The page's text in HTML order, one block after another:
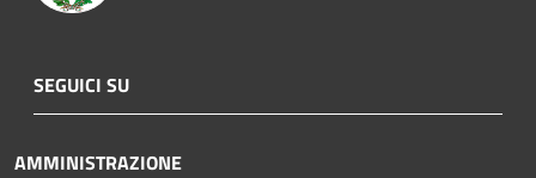
SEGUICI SU
AMMINISTRAZIONE